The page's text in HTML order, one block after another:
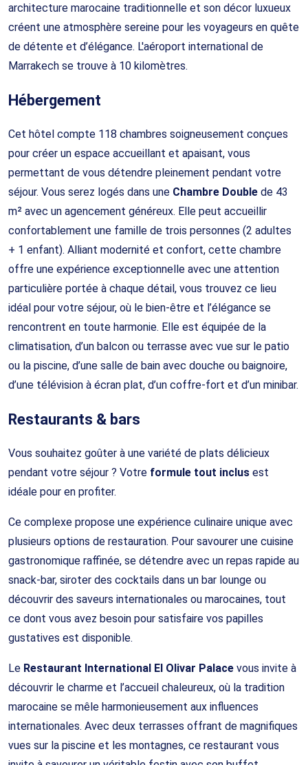
architecture marocaine traditionnelle et son décor luxueux
créent une atmosphère sereine pour les voyageurs en quête
de détente et d’élégance. L'aéroport international de
Marrakech se trouve à 10 kilomètres.
Hébergement
Cet hôtel compte 118 chambres soigneusement conçues
pour créer un espace accueillant et apaisant, vous
permettant de vous détendre pleinement pendant votre
séjour. Vous serez logés dans une Chambre Double de 43
m² avec un agencement généreux. Elle peut accueillir
confortablement une famille de trois personnes (2 adultes
+ 1 enfant). Alliant modernité et confort, cette chambre
offre une expérience exceptionnelle avec une attention
particulière portée à chaque détail, vous trouvez ce lieu
idéal pour votre séjour, où le bien-être et l’élégance se
rencontrent en toute harmonie. Elle est équipée de la
climatisation, d’un balcon ou terrasse avec vue sur le patio
ou la piscine, d’une salle de bain avec douche ou baignoire,
d’une télévision à écran plat, d’un coffre-fort et d’un minibar.
Restaurants & bars
Vous souhaitez goûter à une variété de plats délicieux
pendant votre séjour ? Votre formule tout inclus est
idéale pour en profiter.
Ce complexe propose une expérience culinaire unique avec
plusieurs options de restauration. Pour savourer une cuisine
gastronomique raffinée, se détendre avec un repas rapide au
snack-bar, siroter des cocktails dans un bar lounge ou
découvrir des saveurs internationales ou marocaines, tout
ce dont vous avez besoin pour satisfaire vos papilles
gustatives est disponible.
Le Restaurant International El Olivar Palace vous invite à
découvrir le charme et l’accueil chaleureux, où la tradition
marocaine se mêle harmonieusement aux influences
internationales. Avec deux terrasses offrant de magnifiques
vues sur la piscine et les montagnes, ce restaurant vous